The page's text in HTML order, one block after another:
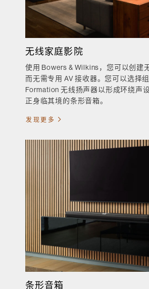
无线家庭影院
使用 Bowers & Wilkins，您可以创建
而无需专用 AV 接收器。您可以选择
Formation 无线扬声器以形成环绕声
正身临其境的条形音箱。
发现更多
条形音箱